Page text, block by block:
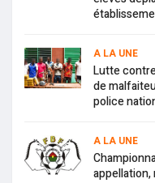
A LA UNE
Lutte
de
police
A LA UNE
appellation,